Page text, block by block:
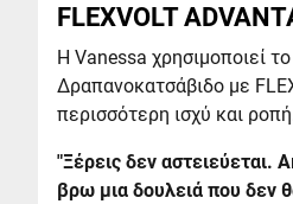
FLEXVOLT
Η Vanessa χρησιμοποιεί
Δραπανοκατσάβιδο με
περισσότερη ισχύ και
"Ξέρεις δεν
βρω μια δουλειά που δεν